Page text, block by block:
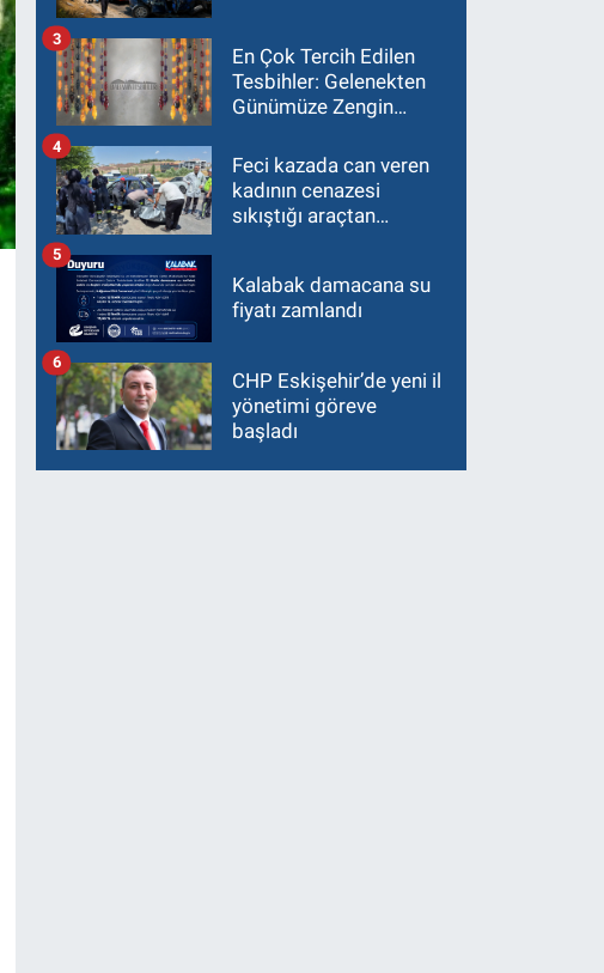
En Çok Tercih Edilen
Tesbihler: Gelenekten
Günümüze Zengin
3
Feci kazada can veren
kadının cenazesi
sıkıştığı araçtan
4
Kalabak damacana su
fiyatı zamlandı
5
CHP Eskişehir’de yeni il
yönetimi göreve
başladı
6